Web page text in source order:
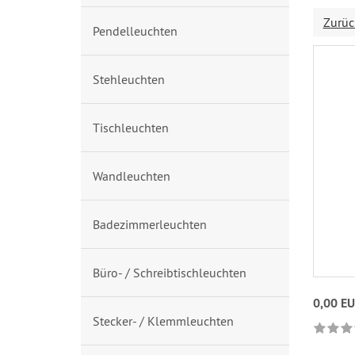
0,00
Pendelleuchten
Stehleuchten
Tischleuchten
Wandleuchten
Badezimmerleuchten
Büro- / Schreibtischleuchten
Stecker- / Klemmleuchten